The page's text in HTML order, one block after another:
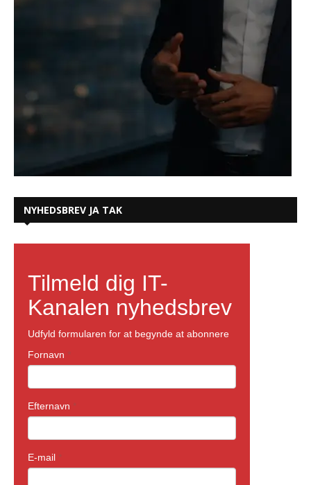
NYHEDSBREV JA TAK